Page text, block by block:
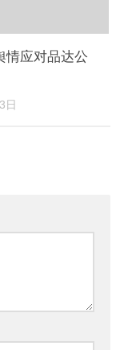
情应对品达公
日